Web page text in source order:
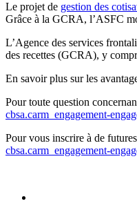
Le projet de gestion des
Grâce à la GCRA, l’ASFC
L’Agence des services
des recettes (GCRA), y
En savoir plus sur les
Pour toute question
cbsa.carm_engagement-
Pour vous inscrire à de
cbsa.carm_engagement-